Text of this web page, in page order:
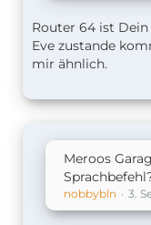
Router 64 ist Dein
Eve zustande
mir ähnlich.
Meroos
nobbybln 3.